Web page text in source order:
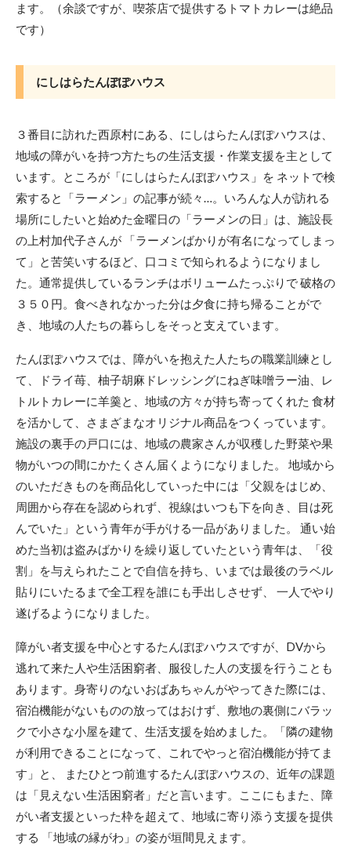
ます。（余談ですが、喫茶店で提供するトマトカレーは絶品
です）
にしはらたんぽぽハウス
３番目に訪れた西原村にある、にしはらたんぽぽハウスは、
地域の障がいを持つ方たちの生活支援・作業支援を主として
います。ところが「にしはらたんぽぽハウス」を ネットで検
索すると「ラーメン」の記事が続々…。いろんな人が訪れる
場所にしたいと始めた金曜日の「ラーメンの日」は、施設長
の上村加代子さんが 「ラーメンばかりが有名になってしまっ
て」と苦笑いするほど、口コミで知られるようになりまし
た。通常提供しているランチはボリュームたっぷりで 破格の
３５０円。食べきれなかった分は夕食に持ち帰ることがで
き、地域の人たちの暮らしをそっと支えています。
たんぽぽハウスでは、障がいを抱えた人たちの職業訓練とし
て、ドライ苺、柚子胡麻ドレッシングにねぎ味噌ラー油、レ
トルトカレーに羊羹と、地域の方々が持ち寄ってくれた 食材
を活かして、さまざまなオリジナル商品をつくっています。
施設の裏手の戸口には、地域の農家さんが収穫した野菜や果
物がいつの間にかたくさん届くようになりました。 地域から
のいただきものを商品化していった中には「父親をはじめ、
周囲から存在を認められず、視線はいつも下を向き、目は死
んでいた」という青年が手がける一品がありました。 通い始
めた当初は盗みばかりを繰り返していたという青年は、「役
割」を与えられたことで自信を持ち、いまでは最後のラベル
貼りにいたるまで全工程を誰にも手出しさせず、 一人でやり
遂げるようになりました。
障がい者支援を中心とするたんぽぽハウスですが、DVから
逃れて来た人や生活困窮者、服役した人の支援を行うことも
あります。身寄りのないおばあちゃんがやってきた際には、
宿泊機能がないものの放ってはおけず、敷地の裏側にバラッ
クで小さな小屋を建て、生活支援を始めました。「隣の建物
が利用できることになって、これでやっと宿泊機能が持てま
す」と、 またひとつ前進するたんぽぽハウスの、近年の課題
は「見えない生活困窮者」だと言います。ここにもまた、障
がい者支援といった枠を超えて、地域に寄り添う支援を提供
する 「地域の縁がわ」の姿が垣間見えます。